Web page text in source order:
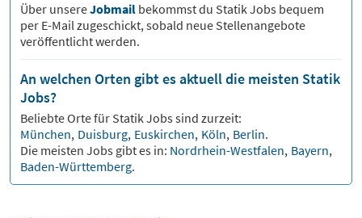
Über unsereJobmail bekommst du StatikJobs bequem
per E-Mail zugeschickt, sobald neue Stellenangebote
veröffentlicht werden.
An welchen Orten gibt es aktuell die meisten Statik
Jobs?
Beliebte Orte für StatikJobs sind zurzeit:
München, Duisburg, Euskirchen, Köln, Berlin.
Die meisten Jobs gibt es in: Nordrhein-Westfalen, Bayern,
Baden-Württemberg.